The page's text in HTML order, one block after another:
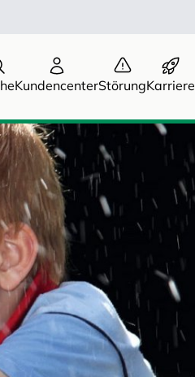
KundencenterStörungKarriere